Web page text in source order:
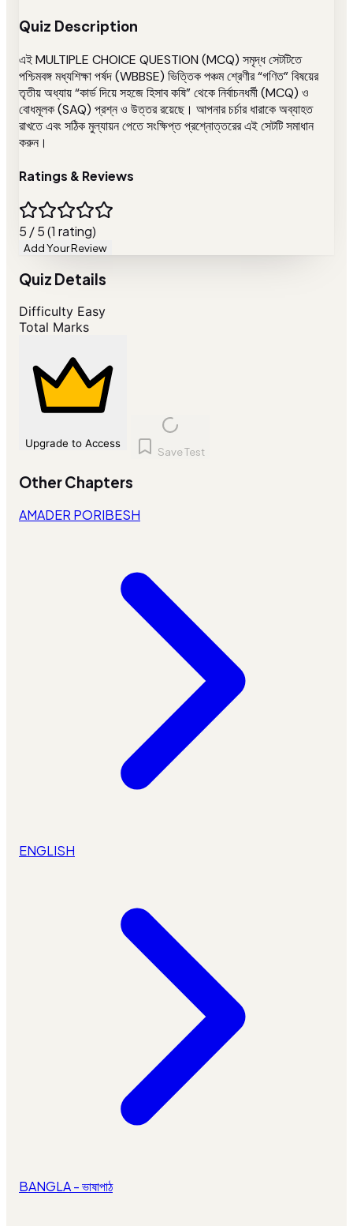
Quiz Description
এই MULTIPLE CHOICE QUESTION (MCQ) সমৃদ্ধ সেটটিতে
পশ্চিমবঙ্গ মধ্যশিক্ষা পর্ষদ (WBBSE) ভিত্তিক পঞ্চম শ্রেণীর “গণিত” বিষয়ের
তৃতীয় অধ্যায় “কার্ড দিয়ে সহজে হিসাব কষি” থেকে নির্বাচনধর্মী (MCQ) ও
বোধমূলক (SAQ) প্রশ্ন ও উত্তর রয়েছে। আপনার চর্চার ধারাকে অব্যাহত
রাখতে এবং সঠিক মুল্যায়ন পেতে সংক্ষিপ্ত প্রশ্নোত্তরের এই সেটটি সমাধান
করুন।
Ratings & Reviews
5 / 5 (1 rating)
Add Your Review
Quiz Details
Difficulty Easy
Total Marks
Upgrade to Access
Save Test
Other Chapters
AMADER PORIBESH
ENGLISH
BANGLA - ভাষাপাঠ